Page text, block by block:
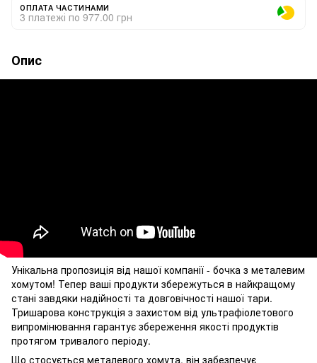
ОПЛАТА ЧАСТИНАМИ
3 платежі по 977.00 грн
Опис
Унікальна пропозиція від нашої компанії - бочка з металевим
хомутом! Тепер ваші продукти збережуться в найкращому
стані завдяки надійності та довговічності нашої тари.
Тришарова конструкція з захистом від ультрафіолетового
випромінювання гарантує збереження якості продуктів
протягом тривалого періоду.
Що стосується металевого хомута, він забезпечує